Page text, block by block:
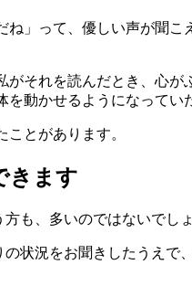
」って、優しい声が聞
それを読んだとき、心
動かせるようになってい
とがあります。
きます
も、多いのではないでし
の状況をお聞きしたうえ